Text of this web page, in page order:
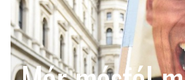
LATIN-AMERIKA
KÖZEL-KELET